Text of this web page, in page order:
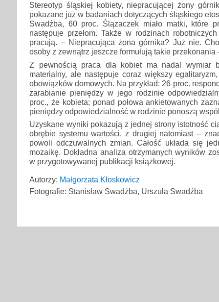
Stereotyp śląskiej kobiety, niepracującej żony
pokazane już w badaniach dotyczących śląskiego
Swadźba, 60 proc. Ślązaczek miało matki, które
następuje przełom. Także w rodzinach
pracują. – Niepracująca żona górnika? Już nie.
osoby z zewnątrz jeszcze formułują takie
Z pewnością praca dla kobiet ma nadal wymiar
materialny, ale następuje coraz większy
obowiązków domowych. Na przykład: 26 proc.
zarabianie pieniędzy w jego rodzinie
proc., że kobieta; ponad połowa ankietowanych
pieniędzy odpowiedzialność w rodzinie ponoszą
Uzyskane wyniki pokazują z jednej strony istotność
obrębie systemu wartości, z drugiej natomiast –
powoli odczuwalnych zmian. Całość układa się
mozaikę. Dokładna analiza otrzymanych wyników
w przygotowywanej publikacji książkowej.
Autorzy: Małgorzata Kłoskowicz
Fotografie: Stanisław Swadźba, Urszula Swadźba